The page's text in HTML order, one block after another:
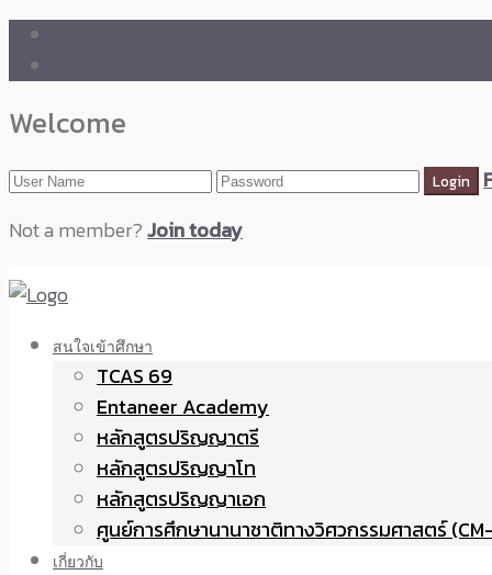
Welcome
Not a member?Join today
สนใจเข้าศึกษา
TCAS 69
Entaneer Academy
หลักสูตรปริญญาตรี
หลักสูตรปริญญาโท
หลักสูตรปริญญาเอก
ศูนย์การศึกษานานาชาติทางวิศวกรรมศาสตร์
เกี่ยวกับ